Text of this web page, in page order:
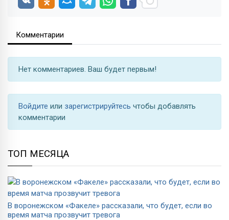
Комментарии
Нет комментариев. Ваш будет первым!
Войдите или зарегистрируйтесь чтобы добавлять
комментарии
ТОП МЕСЯЦА
В воронежском «Факеле» рассказали, что будет, если во
время матча прозвучит тревога